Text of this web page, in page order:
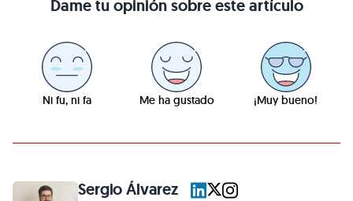
Dame tu opinión sobre este artículo
Ni fu, ni fa Me ha gustado ¡Muy bueno!
Sergio Álvarez